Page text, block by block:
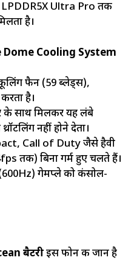
Ultra Pro तक
है।
Dome Cooling System
फैन (59 ब्लेड्स),
है।
के साथ मिलकर यह लंबे
नहीं होने देता।
Call of Duty जैसे हैवी
तक) बिना गर्म हुए चलते हैं।
(600Hz) गेमप्ले को कंसोल-
बैटरीइस फोन की जान है